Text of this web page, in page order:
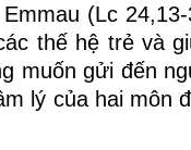
(Lc
thế hệ trẻ và
muốn gửi đến
lý của hai môn